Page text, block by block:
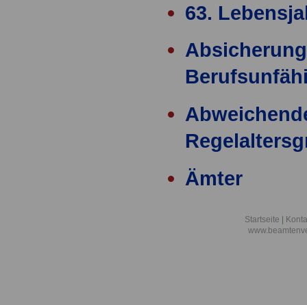
63.
Ämter
Startseite